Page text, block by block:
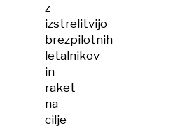
z
izstrelitvijo
brezpilotnih
letalnikov
in
raket
na
cilje